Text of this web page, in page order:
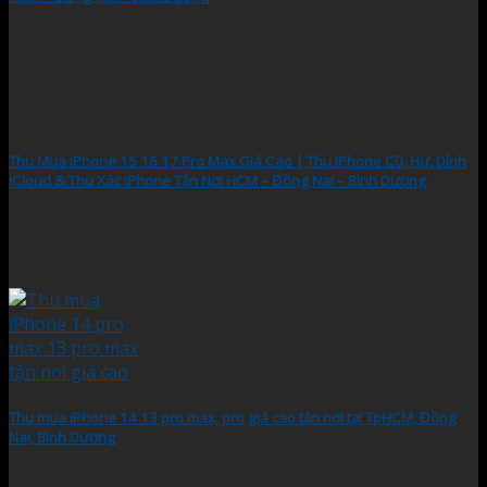
Thu Mua iPhone 15 16 17 Pro Max Giá Cao | Thu iPhone Cũ, Hư, Dính
iCloud & Thu Xác iPhone Tận Nơi HCM – Đồng Nai – Bình Dương
Thu mua iPhone 14 13 pro max, pro giá cao tận nơi tại TpHCM, Đồng
Nai, Bình Dương